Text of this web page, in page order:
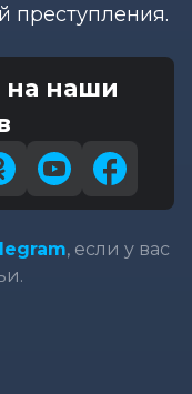
преступления.
на наши
, если у вас